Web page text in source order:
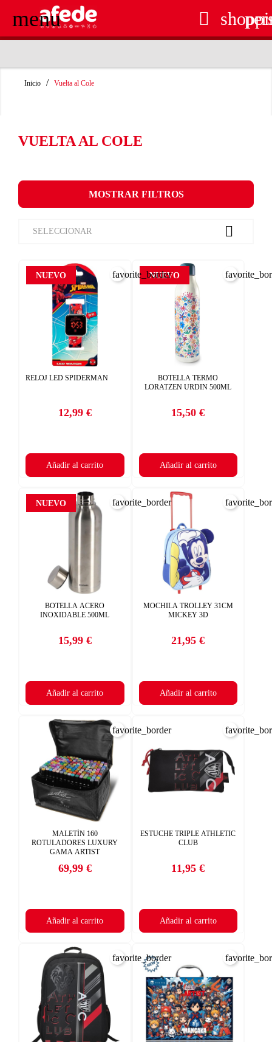
menu 
Inicio Vuelta al Cole
VUELTA AL COLE
SELECCIONAR 
MOSTRAR FILTROS
RELOJ LED SPIDERMAN
Precio
12,99 €
NUEVO
Añadir al carrito
favorite_border
BOTELLA TERMO
LORATZEN URDIN 500ML
Precio
15,50 €
NUEVO
Añadir al carrito
BOTELLA ACERO
INOXIDABLE 500ML
Precio
15,99 €
NUEVO
Añadir al carrito
favorite_border
MOCHILA TROLLEY 31CM
MICKEY 3D
Precio
21,95 €
Añadir al carrito
MALETÍN 160
ROTULADORES LUXURY
GAMA ARTIST
Precio
69,99 €
Añadir al carrito
favorite_border
ESTUCHE TRIPLE ATHLETIC
CLUB
Precio
11,95 €
Añadir al carrito
favorite_border